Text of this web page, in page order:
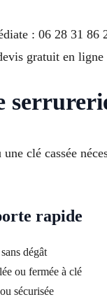
: 06 28 31 86
gratuit en ligne
clé cassée
rapide
dégât
ou fermée à clé
sécurisée